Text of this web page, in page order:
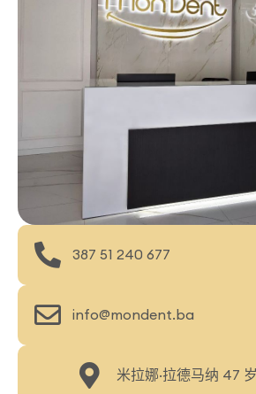
387 51 240 677
info@mondent.ba
米拉娜·拉德马纳 47